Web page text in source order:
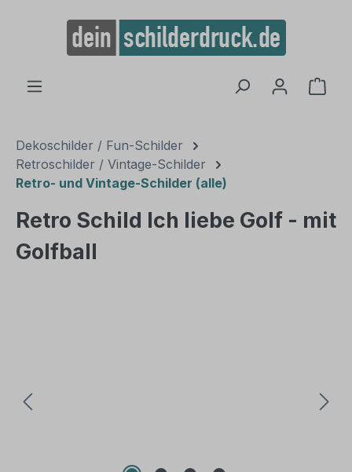
springen
Dekoschilder / Fun-Schilder
Retroschilder / Vintage-Schilder
Retro- und Vintage-Schilder (alle)
Retro Schild Ich liebe Golf - mit
Golfball